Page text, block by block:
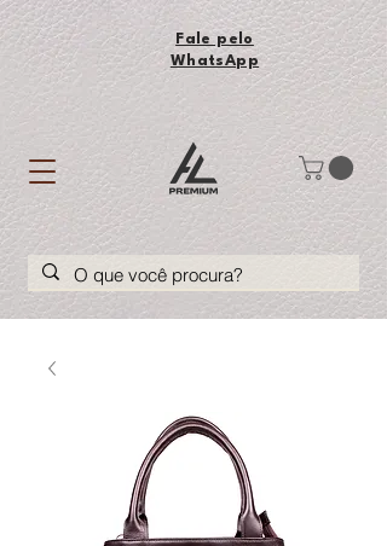
Fale pelo
WhatsApp